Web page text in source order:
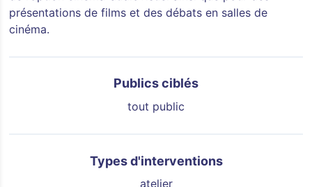
présentations de films et des débats en salles de
cinéma.
Publics ciblés
tout public
Types d'interventions
atelier